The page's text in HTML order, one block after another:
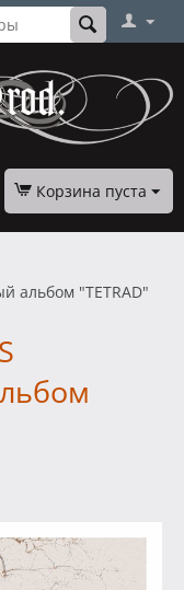
Корзина пуста
альбом "TETRAD"